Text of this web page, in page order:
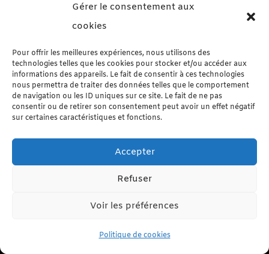
Gérer le consentement aux
cookies
Pour offrir les meilleures expériences, nous utilisons des
technologies telles que les cookies pour stocker et/ou accéder aux
informations des appareils. Le fait de consentir à ces technologies
nous permettra de traiter des données telles que le comportement
de navigation ou les ID uniques sur ce site. Le fait de ne pas
consentir ou de retirer son consentement peut avoir un effet négatif
sur certaines caractéristiques et fonctions.
Accepter
Refuser
Voir les préférences
Politique de cookies
Inscrivez-vous à la newsletter pour être informé(e) des